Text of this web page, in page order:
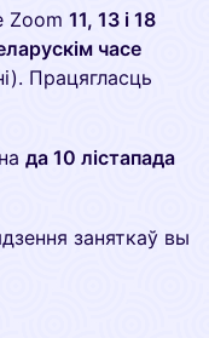
Zoom 11, 13 і 18
часе
Працягласць
да 10 лістапада
заняткаў вы